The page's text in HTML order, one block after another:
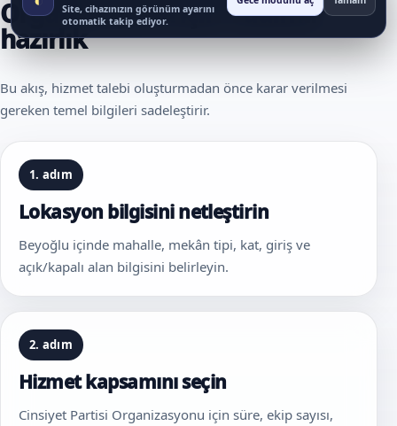
Organizasyonu için 4 adımlı
hazırlık
Bu akış, hizmet talebi oluşturmadan önce karar verilmesi
gereken temel bilgileri sadeleştirir.
1. adım
Lokasyon bilgisini netleştirin
Beyoğlu içinde mahalle, mekân tipi, kat, giriş ve
açık/kapalı alan bilgisini belirleyin.
2. adım
Hizmet kapsamını seçin
Cinsiyet Partisi Organizasyonu için süre, ekip sayısı,
Site, cihazınızın görünüm ayarını
otomatik takip ediyor.